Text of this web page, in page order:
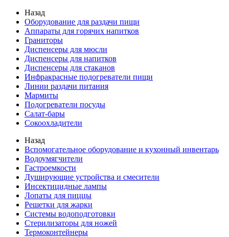
Назад
Оборудование для раздачи пищи
Аппараты для горячих напитков
Граниторы
Диспенсеры для мюсли
Диспенсеры для напитков
Диспенсеры для стаканов
Инфракрасные подогреватели пищи
Линии раздачи питания
Мармиты
Подогреватели посуды
Салат-бары
Сокоохладители
Назад
Вспомогательное оборудование и кухонный инвентарь
Водоумягчители
Гастроемкости
Душирующие устройства и смесители
Инсектицидные лампы
Лопаты для пиццы
Решетки для жарки
Системы водоподготовки
Стерилизаторы для ножей
Термоконтейнеры